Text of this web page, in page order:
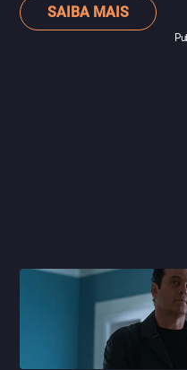
longa-metragem
rapaz judeu em algum
SAIBA MAIS